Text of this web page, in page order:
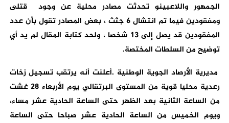
الجمهور واللاعبينو تحدثت مصادر محلية عن وجود قتلى
ومفقودين فيما تم انتشال 6 جثث ، بعض المصادر تقول بأن عدد
المفقودين قد يصل إلى 13 شخصا ، ولحد كتابة المقال لم يد أي
توضيح من السلطات المختصة.
مديرية الأرصاد الجوية الوطنية .أعلنت أنه يرتقب تسجيل زخات
رعدية محليا قوية من المستوى البرتقالي يوم الأربعاء 28 غشت
من الساعة الثانية بعد الظهر حتى الساعة الحادية عشر مساء،
ويوم الخميس من الساعة الحادية عشر صباحا حتى الساعة